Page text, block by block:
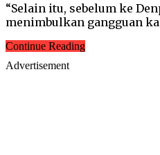
“Selain itu, sebelum ke
menimbulkan gangguan
Continue Reading
Advertisement